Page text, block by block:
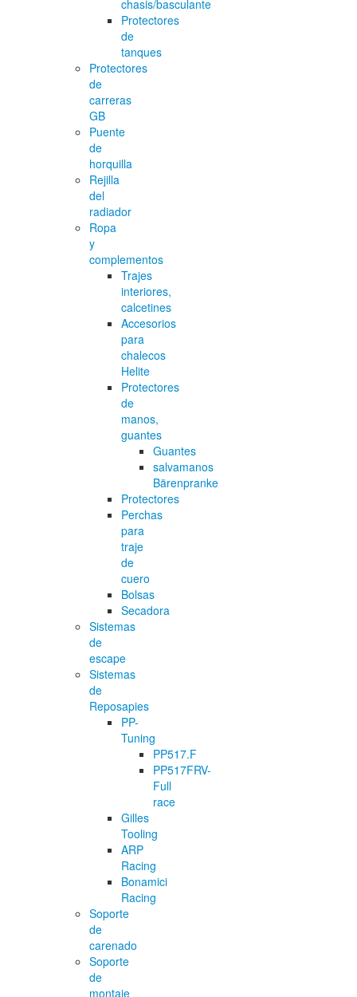
chasis/basculante
Protectores
de
tanques
Protectores
de
carreras
GB
Puente
de
horquilla
Rejilla
del
radiador
Ropa
y
complementos
Trajes
interiores,
calcetines
Accesorios
para
chalecos
Helite
Protectores
de
manos,
guantes
Guantes
salvamanos
Bärenpranke
Protectores
Perchas
para
traje
de
cuero
Bolsas
Secadora
Sistemas
de
escape
Sistemas
de
Reposapies
PP-
Tuning
PP517.F
PP517FRV-
Full
race
Gilles
Tooling
ARP
Racing
Bonamici
Racing
Soporte
de
carenado
Soporte
de
montaje